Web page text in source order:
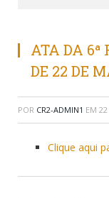
ATA DA 6ª
DE 22 DE
POR CR2-ADMIN1 EM
Clique aqui